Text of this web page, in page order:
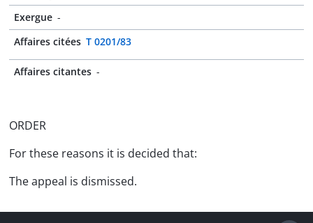
Exergue -
Affaires citées T 0201/83
Affaires citantes -
ORDER
For these reasons it is decided that:
The appeal is dismissed.